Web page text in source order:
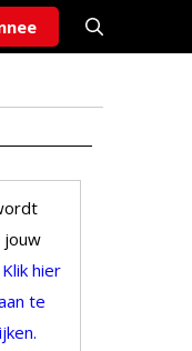
jouw
Klik hier
te